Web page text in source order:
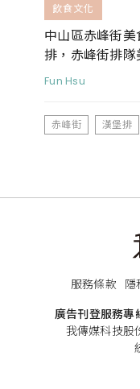
飲食文化
中山區赤峰街
排，赤峰街排隊
Fun Hsu
赤峰街 漢堡排
服務條款 隱
廣告刊登服務專
我傳媒科技股